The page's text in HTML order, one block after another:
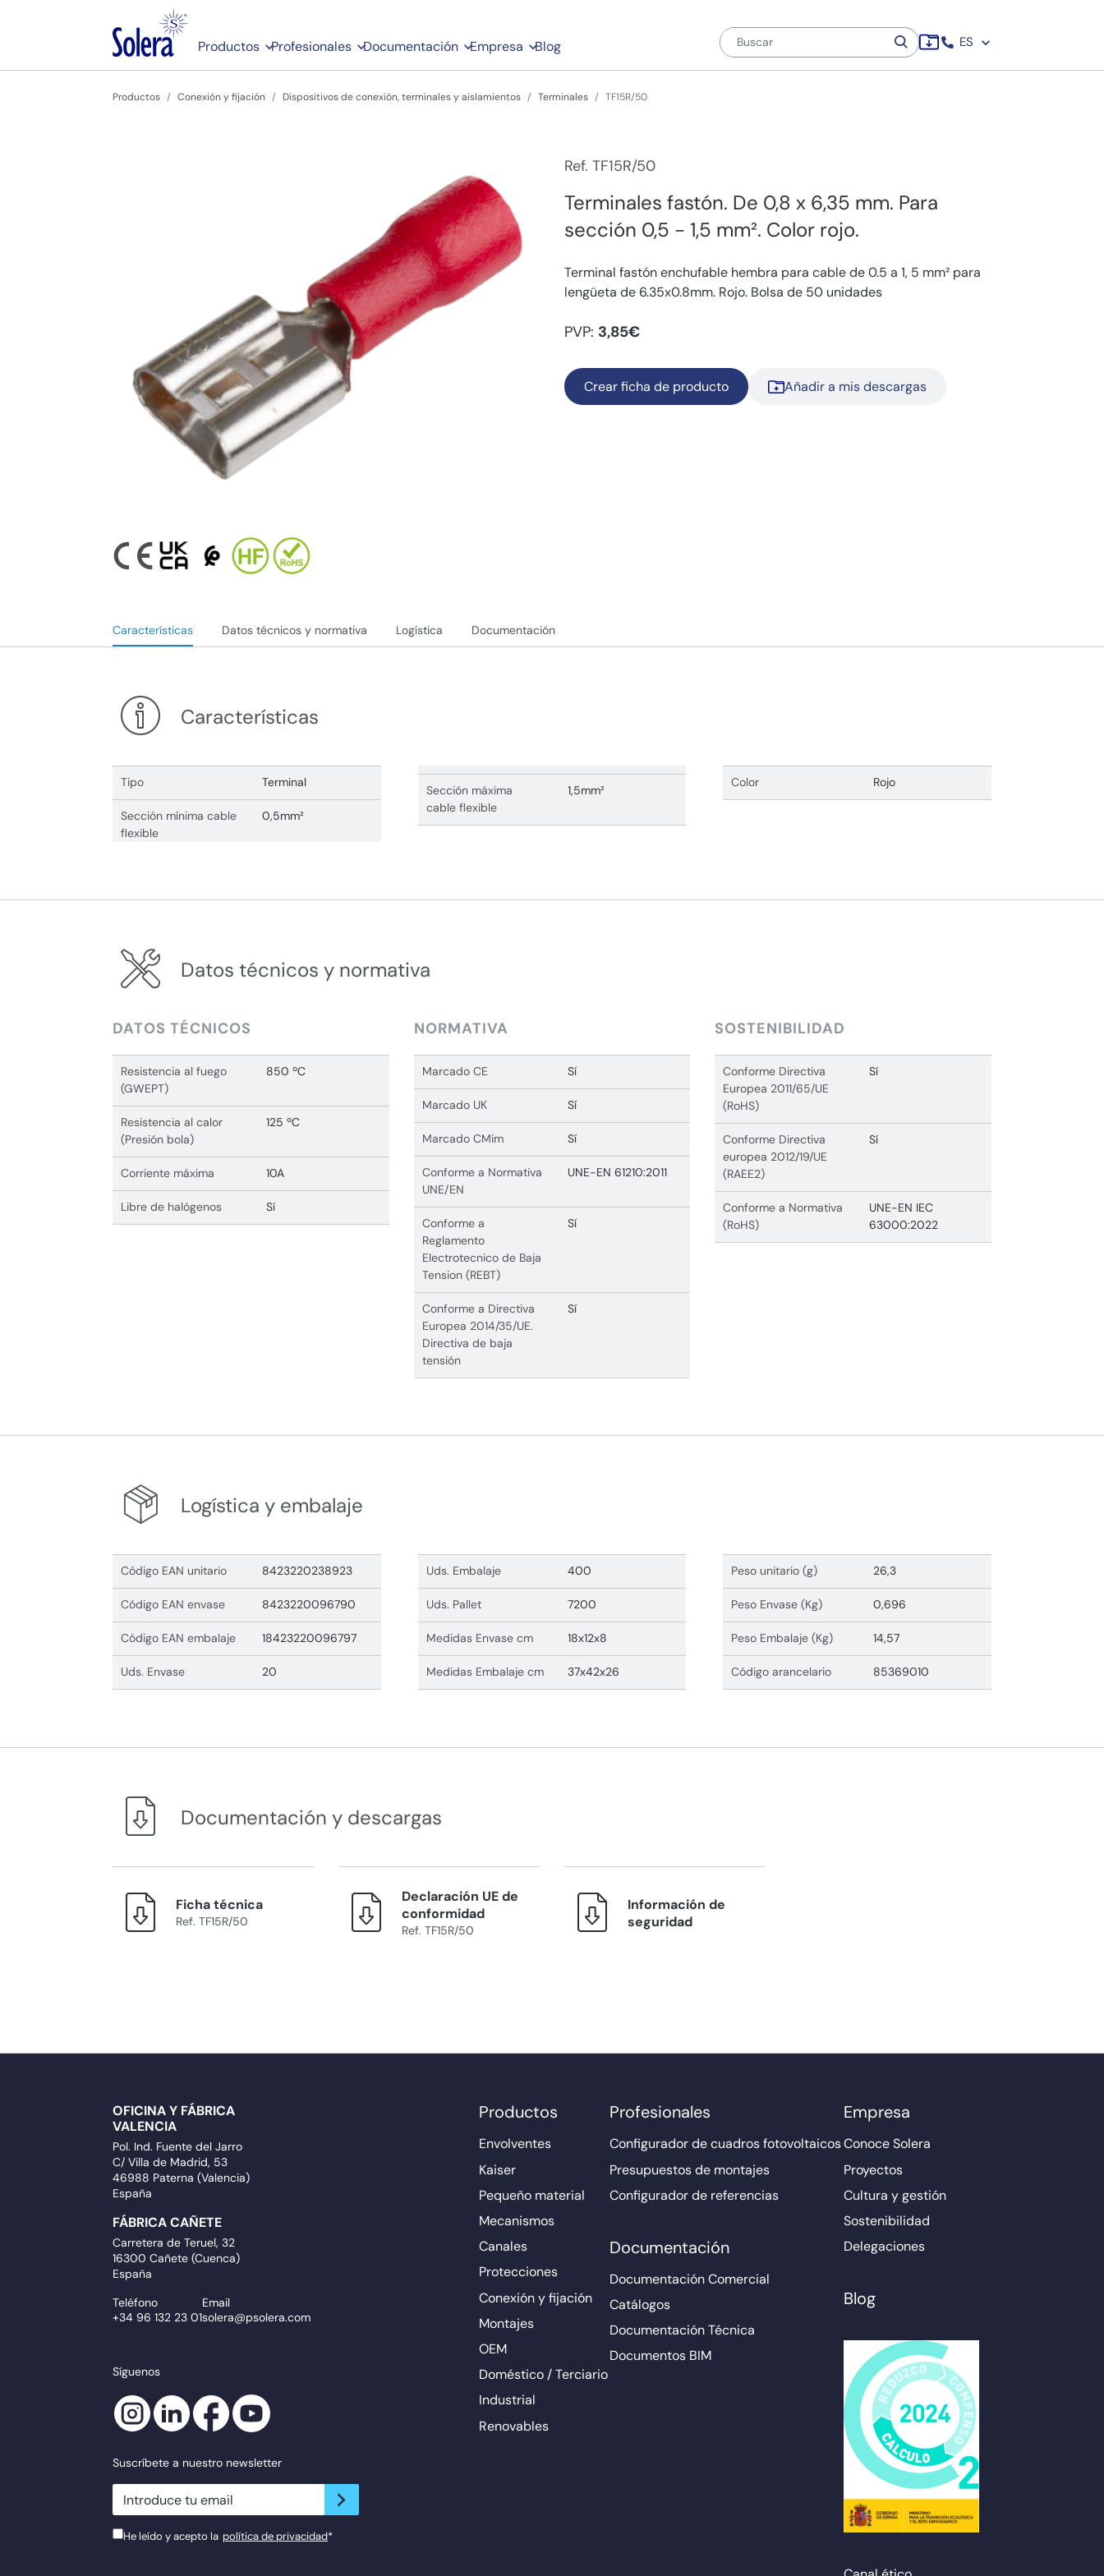
Productos Profesionales Documentación Empresa Blog ES
Productos Conexión y fijación Dispositivos de conexión, terminales y aislamientos Terminales TF15R/50
Ref. TF15R/50
Terminales fastón. De 0,8 x 6,35 mm. Para
sección 0,5 - 1,5 mm². Color rojo.
Terminal fastón enchufable hembra para cable de 0.5 a 1, 5 mm² para
lengüeta de 6.35x0.8mm. Rojo. Bolsa de 50 unidades
PVP: 3,85€
Crear ficha de producto Añadir a mis descargas
Características Datos técnicos y normativa Logística Documentación
Características
Tipo Terminal
Sección mínima cable
flexible
0,5mm²
Sección máxima
cable flexible
1,5mm²
Color Rojo
Datos técnicos y normativa
DATOS TÉCNICOS
Resistencia al fuego
(GWEPT)
850 ºC
Resistencia al calor
(Presión bola)
125 ºC
Corriente máxima 10A
Libre de halógenos Sí
NORMATIVA
Marcado CE Sí
Marcado UK Sí
Marcado CMim Sí
Conforme a Normativa
UNE/EN
UNE-EN 61210:2011
Conforme a
Reglamento
Electrotecnico de Baja
Tension (REBT)
Sí
Conforme a Directiva
Europea 2014/35/UE.
Directiva de baja
tensión
Sí
SOSTENIBILIDAD
Conforme Directiva
Europea 2011/65/UE
(RoHS)
Sí
Conforme Directiva
europea 2012/19/UE
(RAEE2)
Sí
Conforme a Normativa
(RoHS)
UNE-EN IEC
63000:2022
Logística y embalaje
Código EAN unitario 8423220238923
Código EAN envase 8423220096790
Código EAN embalaje 18423220096797
Uds. Envase 20
Uds. Embalaje 400
Uds. Pallet 7200
Medidas Envase cm 18x12x8
Medidas Embalaje cm 37x42x26
Peso unitario (g) 26,3
Peso Envase (Kg) 0,696
Peso Embalaje (Kg) 14,57
Código arancelario 85369010
Documentación y descargas
Ficha técnica
Ref. TF15R/50
Declaración UE de
conformidad
Ref. TF15R/50
Información de
seguridad
OFICINA Y FÁBRICA
VALENCIA
Pol. Ind. Fuente del Jarro
C/ Villa de Madrid, 53
46988 Paterna (Valencia)
España
FÁBRICA CAÑETE
Carretera de Teruel, 32
16300 Cañete (Cuenca)
España
Teléfono
+34 96 132 23 01
Email
solera@psolera.com
Síguenos
Suscríbete a nuestro newsletter
newsletter.suscribe
He leído y acepto la política de privacidad*
Productos
Envolventes
Kaiser
Pequeño material
Mecanismos
Canales
Protecciones
Conexión y fijación
Montajes
OEM
Doméstico / Terciario
Industrial
Renovables
Profesionales
Configurador de cuadros fotovoltaicos
Presupuestos de montajes
Configurador de referencias
Documentación
Documentación Comercial
Catálogos
Documentación Técnica
Documentos BIM
Empresa
Conoce Solera
Proyectos
Cultura y gestión
Sostenibilidad
Delegaciones
Blog